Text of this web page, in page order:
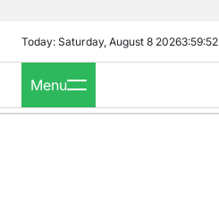
content
Today: Saturday, August 8 20263:59:53
Menu